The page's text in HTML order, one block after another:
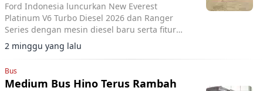
Ford Indonesia luncurkan New Everest
Platinum V6 Turbo Diesel 2026 dan Ranger
Series dengan mesin diesel baru serta fitur
keselamatan di Bogor.
2 minggu yang lalu
Bus
Medium Bus Hino Terus Rambah